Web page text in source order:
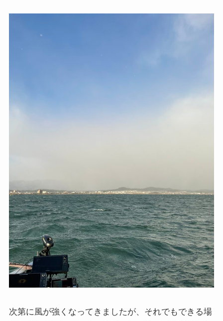
次第に風が強くなってきましたが、それでもできる場